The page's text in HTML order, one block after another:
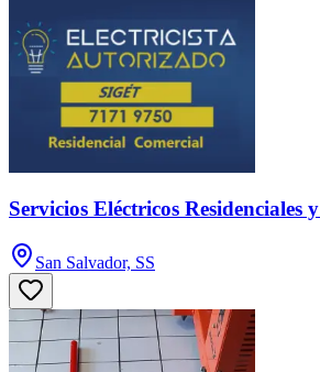
Servicios Eléctricos Residenciales
San Salvador, SS